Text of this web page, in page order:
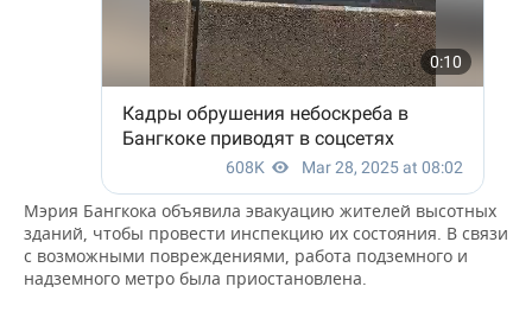
Мэрия Бангкока объявила эвакуацию жителей высотных
зданий, чтобы провести инспекцию их состояния. В связи
с возможными повреждениями, работа подземного и
надземного метро была приостановлена.